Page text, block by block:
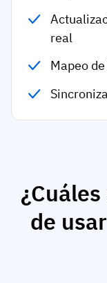
real
Mapeo
de